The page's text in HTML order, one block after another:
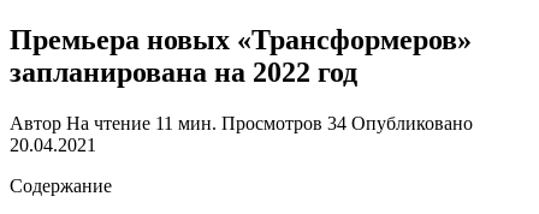
Премьера новых «Трансформеров»
запланирована на 2022 год
Автор На чтение 11 мин. Просмотров 34 Опубликовано
20.04.2021
Содержание